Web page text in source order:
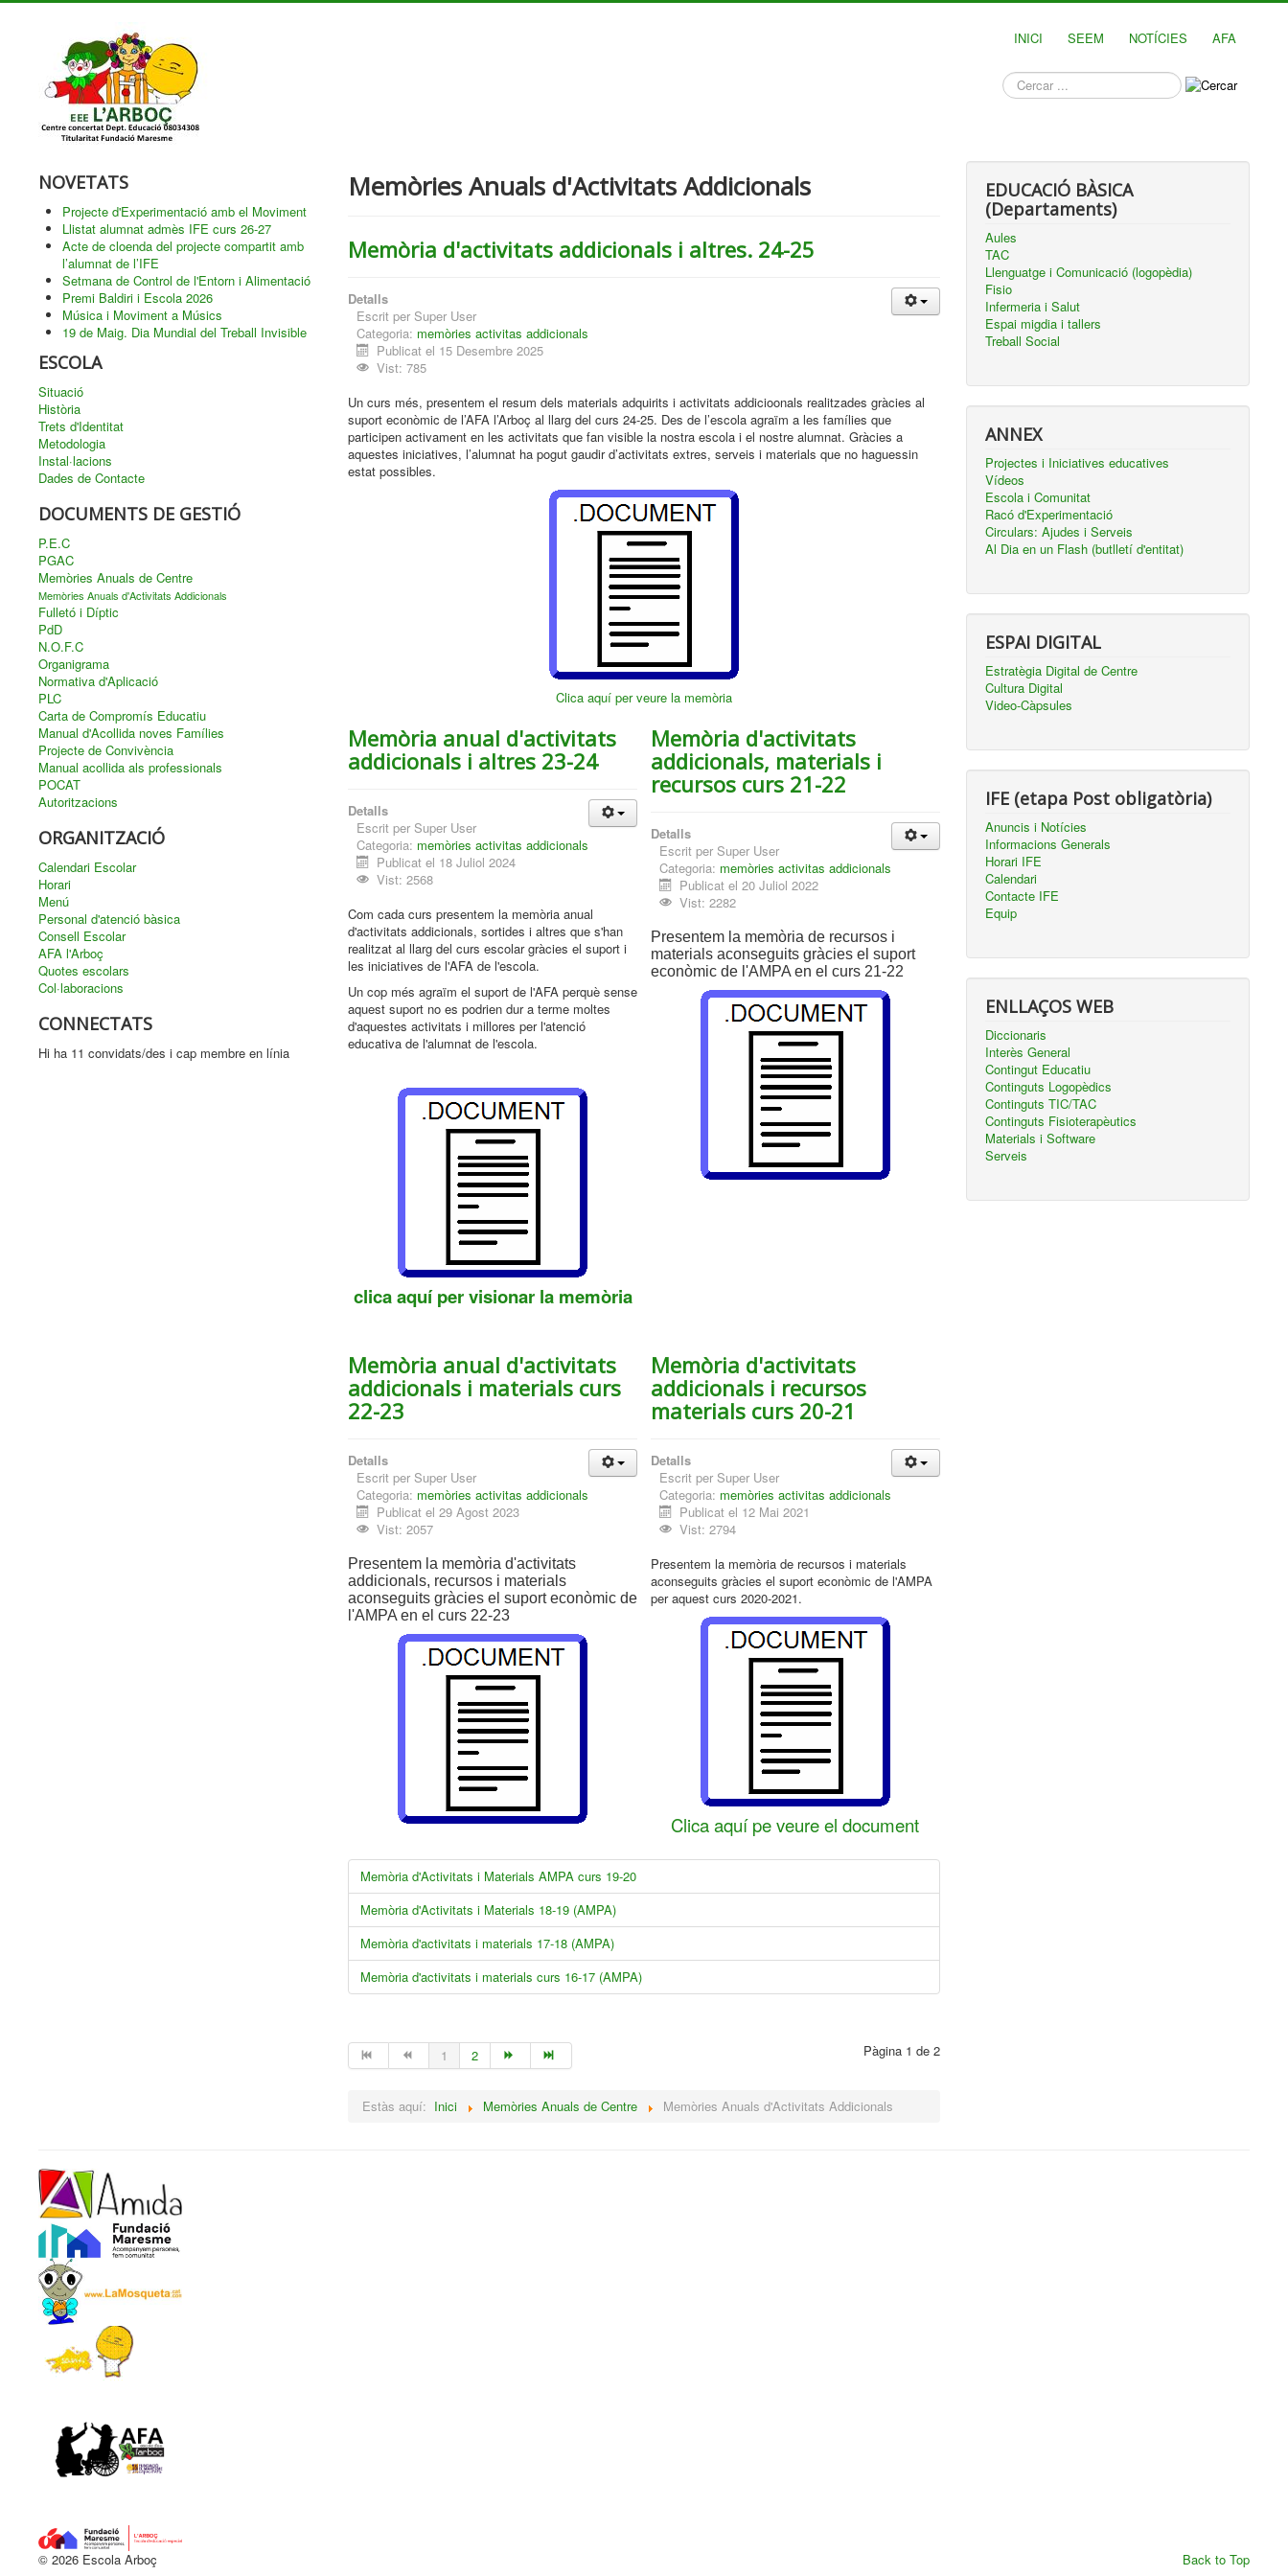
INICI SEEM NOTÍCIES AFA
què
busques?
NOVETATS
Projecte d'Experimentació amb el Moviment
Llistat alumnat admès IFE curs 26-27
Acte de cloenda del projecte compartit amb
l’alumnat de l’IFE
Setmana de Control de l'Entorn i Alimentació
Premi Baldiri i Escola 2026
Música i Moviment a Músics
19 de Maig. Dia Mundial del Treball Invisible
ESCOLA
Situació
Història
Trets d'Identitat
Metodologia
Instal·lacions
Dades de Contacte
DOCUMENTS DE GESTIÓ
P.E.C
PGAC
Memòries Anuals de Centre
Memòries Anuals d'Activitats Addicionals
Fulletó i Díptic
PdD
N.O.F.C
Organigrama
Normativa d'Aplicació
PLC
Carta de Compromís Educatiu
Manual d'Acollida noves Famílies
Projecte de Convivència
Manual acollida als professionals
POCAT
Autoritzacions
ORGANITZACIÓ
Calendari Escolar
Horari
Menú
Personal d'atenció bàsica
Consell Escolar
AFA l'Arboç
Quotes escolars
Col·laboracions
CONNECTATS
Hi ha 11 convidats/des i cap membre en línia
Memòries Anuals d'Activitats Addicionals
Memòria d'activitats addicionals i altres. 24-25
Detalls
Escrit per Super User
Categoria: memòries activitas addicionals
Publicat el 15 Desembre 2025
Vist: 785
Un curs més, presentem el resum dels materials adquirits i activitats addicioonals realitzades gràcies al
suport econòmic de l’AFA l’Arboç al llarg del curs 24-25. Des de l’escola agraïm a les famílies que
participen activament en les activitats que fan visible la nostra escola i el nostre alumnat. Gràcies a
aquestes iniciatives, l’alumnat ha pogut gaudir d’activitats extres, serveis i materials que no haguessin
estat possibles.
Clica aquí per veure la memòria
Memòria anual d'activitats
addicionals i altres 23-24
Detalls
Escrit per Super User
Categoria: memòries activitas addicionals
Publicat el 18 Juliol 2024
Vist: 2568
Com cada curs presentem la memòria anual
d'activitats addicionals, sortides i altres que s'han
realitzat al llarg del curs escolar gràcies el suport i
les iniciatives de l'AFA de l'escola.
Un cop més agraïm el suport de l'AFA perquè sense
aquest suport no es podrien dur a terme moltes
d'aquestes activitats i millores per l'atenció
educativa de l'alumnat de l'escola.
clica aquí per visionar la memòria
Memòria d'activitats
addicionals, materials i
recursos curs 21-22
Detalls
Escrit per Super User
Categoria: memòries activitas addicionals
Publicat el 20 Juliol 2022
Vist: 2282
Presentem la memòria de recursos i
materials aconseguits gràcies el suport
econòmic de l'AMPA en el curs 21-22
Memòria anual d'activitats
addicionals i materials curs
22-23
Detalls
Escrit per Super User
Categoria: memòries activitas addicionals
Publicat el 29 Agost 2023
Vist: 2057
Presentem la memòria d'activitats
addicionals, recursos i materials
aconseguits gràcies el suport econòmic de
l'AMPA en el curs 22-23
Memòria d'activitats
addicionals i recursos
materials curs 20-21
Detalls
Escrit per Super User
Categoria: memòries activitas addicionals
Publicat el 12 Mai 2021
Vist: 2794
Presentem la memòria de recursos i materials
aconseguits gràcies el suport econòmic de l'AMPA
per aquest curs 2020-2021.
Clica aquí pe veure el document
Memòria d'Activitats i Materials AMPA curs 19-20
Memòria d'Activitats i Materials 18-19 (AMPA)
Memòria d'activitats i materials 17-18 (AMPA)
Memòria d'activitats i materials curs 16-17 (AMPA)
Pàgina 1 de 2
1 2
Estàs aquí: Inici Memòries Anuals de Centre Memòries Anuals d'Activitats Addicionals
EDUCACIÓ BÀSICA
(Departaments)
Aules
TAC
Llenguatge i Comunicació (logopèdia)
Fisio
Infermeria i Salut
Espai migdia i tallers
Treball Social
ANNEX
Projectes i Iniciatives educatives
Vídeos
Escola i Comunitat
Racó d'Experimentació
Circulars: Ajudes i Serveis
Al Dia en un Flash (butlletí d'entitat)
ESPAI DIGITAL
Estratègia Digital de Centre
Cultura Digital
Video-Càpsules
IFE (etapa Post obligatòria)
Anuncis i Notícies
Informacions Generals
Horari IFE
Calendari
Contacte IFE
Equip
ENLLAÇOS WEB
Diccionaris
Interès General
Contingut Educatiu
Continguts Logopèdics
Continguts TIC/TAC
Continguts Fisioterapèutics
Materials i Software
Serveis
Back to Top
© 2026 Escola Arboç